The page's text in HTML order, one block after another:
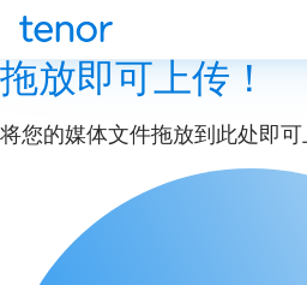
拖放即可上传！
将您的媒体文件拖放到此处即